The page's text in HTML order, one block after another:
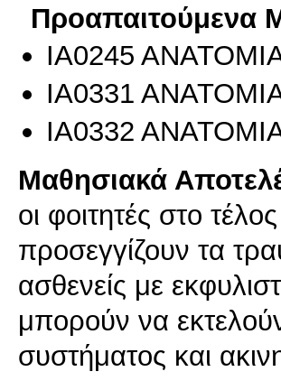
Προαπαιτούμενα
ΙΑ0245
ΙΑ0331
ΙΑ0332
Μαθησιακά
οι φοιτητές στο
προσεγγίζουν τα
ασθενείς με
μπορούν να
συστήματος και